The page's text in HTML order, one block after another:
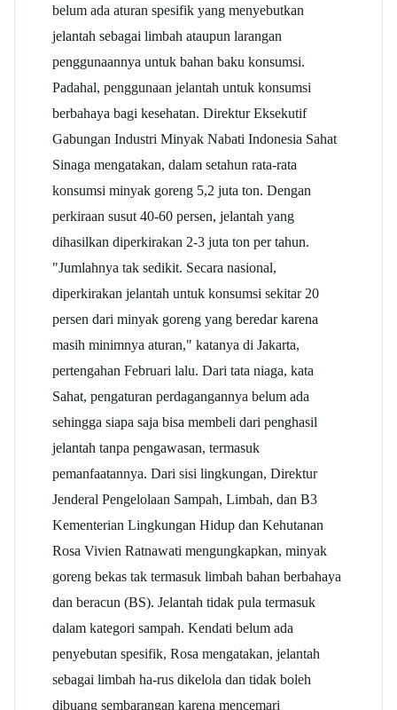
belum ada aturan spesifik yang menyebutkan
jelantah sebagai limbah ataupun larangan
penggunaannya untuk bahan baku konsumsi.
Padahal, penggunaan jelantah untuk konsumsi
berbahaya bagi kesehatan. Direktur Eksekutif
Gabungan Industri Minyak Nabati Indonesia Sahat
Sinaga mengatakan, dalam setahun rata-rata
konsumsi minyak goreng 5,2 juta ton. Dengan
perkiraan susut 40-60 persen, jelantah yang
dihasilkan diperkirakan 2-3 juta ton per tahun.
"Jumlahnya tak sedikit. Secara nasional,
diperkirakan jelantah untuk konsumsi sekitar 20
persen dari minyak goreng yang beredar karena
masih minimnya aturan," katanya di Jakarta,
pertengahan Februari lalu. Dari tata niaga, kata
Sahat, pengaturan perdagangannya belum ada
sehingga siapa saja bisa membeli dari penghasil
jelantah tanpa pengawasan, termasuk
pemanfaatannya. Dari sisi lingkungan, Direktur
Jenderal Pengelolaan Sampah, Limbah, dan B3
Kementerian Lingkungan Hidup dan Kehutanan
Rosa Vivien Ratnawati mengungkapkan, minyak
goreng bekas tak termasuk limbah bahan berbahaya
dan beracun (BS). Jelantah tidak pula termasuk
dalam kategori sampah. Kendati belum ada
penyebutan spesifik, Rosa mengatakan, jelantah
sebagai limbah ha-rus dikelola dan tidak boleh
dibuang sembarangan karena mencemari